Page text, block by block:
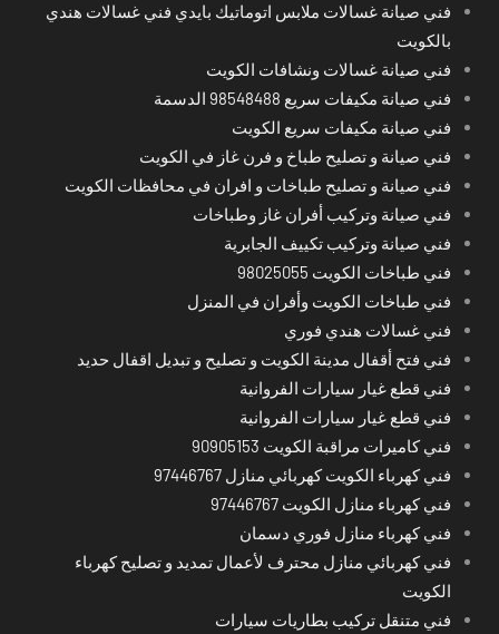
فني صيانة غسالات ملابس اتوماتيك بايدي فني غسالات هندي
بالكويت
فني صيانة غسالات ونشافات الكويت
فني صيانة مكيفات سريع 98548488 الدسمة
فني صيانة مكيفات سريع الكويت
فني صيانة و تصليح طباخ و فرن غاز في الكويت
فني صيانة و تصليح طباخات و افران في محافظات الكويت
فني صيانة وتركيب أفران غاز وطباخات
فني صيانة وتركيب تكييف الجابرية
فني طباخات الكويت 98025055
فني طباخات الكويت وأفران في المنزل
فني غسالات هندي فوري
فني فتح أقفال مدينة الكويت و تصليح و تبديل اقفال حديد
فني قطع غيار سيارات الفروانية
فني قطع غيار سيارات الفروانية
فني كاميرات مراقبة الكويت 90905153
فني كهرباء الكويت كهربائي منازل 97446767
فني كهرباء منازل الكويت 97446767
فني كهرباء منازل فوري دسمان
فني كهربائي منازل محترف لأعمال تمديد و تصليح كهرباء
الكويت
فني متنقل تركيب بطاريات سيارات